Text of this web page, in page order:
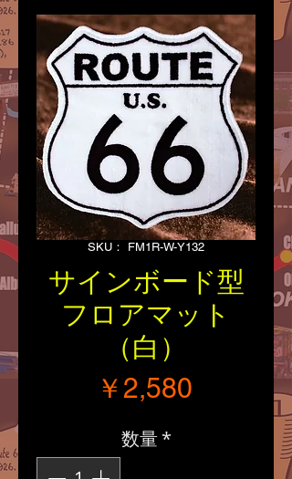
SKU： FM1R-W-Y132
サインボード型
フロアマット
（白）
￥2,580価格
数量 *